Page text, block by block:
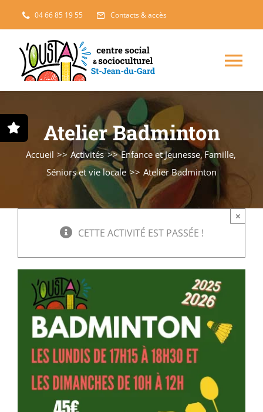
Passer
au
contenu
04 66 85 19 55 Contacts & accès
Projets solidaires
L’accueil
Séniors, Vie locale
Contacts
Atelier Badminton
Accueil Activités Enfance et Jeunesse Famille
Séniors et vie locale
Atelier Badminton
CETTE ACTIVITÉ EST PASSÉE !
×